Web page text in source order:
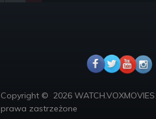
Copyright © 2026
prawa zastrzeżone